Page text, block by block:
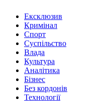
Ексклюзив
Кримінал
Спорт
Суспільство
Влада
Культура
Аналітика
Бізнес
Без кордонів
Технології